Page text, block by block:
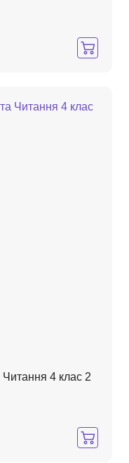
Читання 4 клас 2